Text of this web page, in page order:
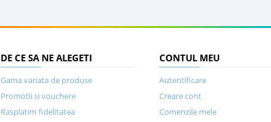
DE CE SA NE ALEGETI
Gama variata de produse
Promotii si vouchere
Rasplatim fidelitatea
CONTUL MEU
Autentificare
Creare cont
Comenzile mele